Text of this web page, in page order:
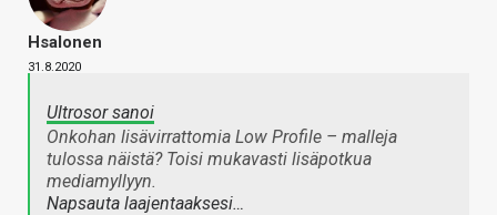
Hsalonen
31.8.2020
Ultrosor sanoi
Onkohan lisävirrattomia Low Profile – malleja
tulossa näistä? Toisi mukavasti lisäpotkua
mediamyllyyn.
Napsauta laajentaaksesi…